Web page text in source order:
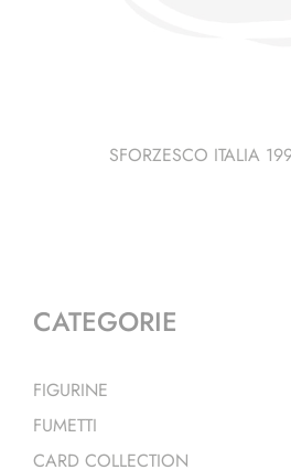
SFORZESCO ITALIA
CATEGORIE
FIGURINE
FUMETTI
CARD COLLECTION